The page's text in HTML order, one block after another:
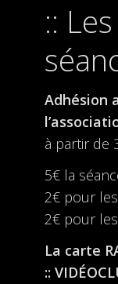
Adhésion
à partir de
5€ la
2€ pour les
2€ pour
La carte
::